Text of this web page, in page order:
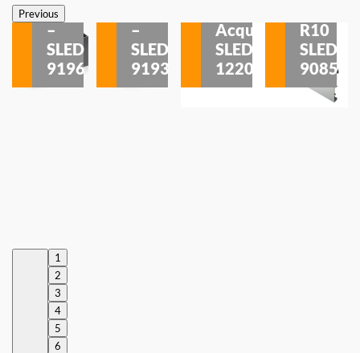
PreviousSobrepor
–
SLED
9196
–
SLED
9193
Acqua
SLED
1220
R10
SLED
9085
1
2
3
4
5
6